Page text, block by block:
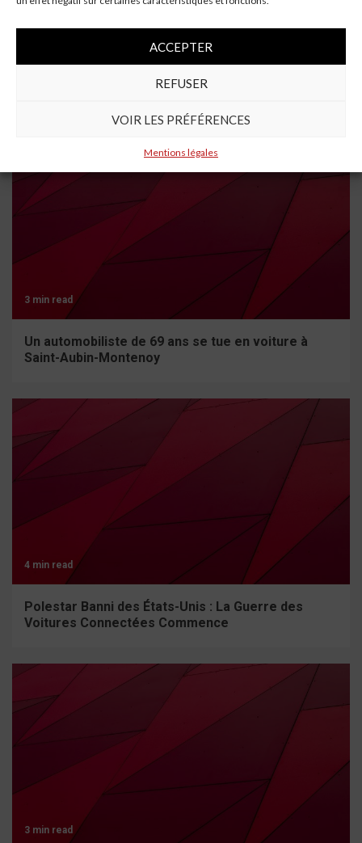
ACCEPTER
REFUSER
VOIR LES PRÉFÉRENCES
Mentions légales
Automobile Insolite : Vous Allez Pouvoir Vous Offrir la
3 min read
Un automobiliste de 69 ans se tue en voiture à
Saint-Aubin-Montenoy
4 min read
Polestar Banni des États-Unis : La Guerre des
Voitures Connectées Commence
3 min read